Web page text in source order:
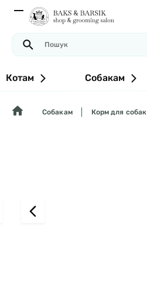
Котам Собакам
Собакам Корм для собак